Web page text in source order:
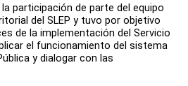
participación de parte del equipo
del SLEP y tuvo por objetivo
de la implementación del Servicio
el funcionamiento del sistema
y dialogar con las